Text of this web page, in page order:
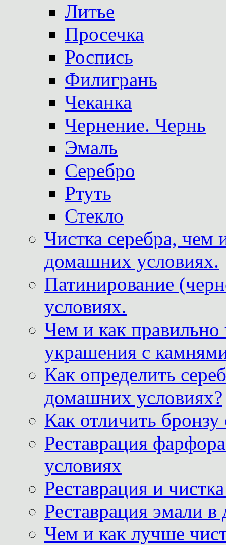
Литье
Просечка
Роспись
Филигрань
Чеканка
Чернение. Чернь
Эмаль
Серебро
Ртуть
Стекло
Чистка серебра, чем
домашних условиях.
Патинирование
условиях.
Чем и как
украшения с
Как определить
домашних условиях?
Как отличить
Реставрация
условиях
Реставрация и
Реставрация эмали
Чем и как лучше